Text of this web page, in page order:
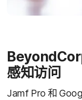
感知​访问
Jamf Pro和